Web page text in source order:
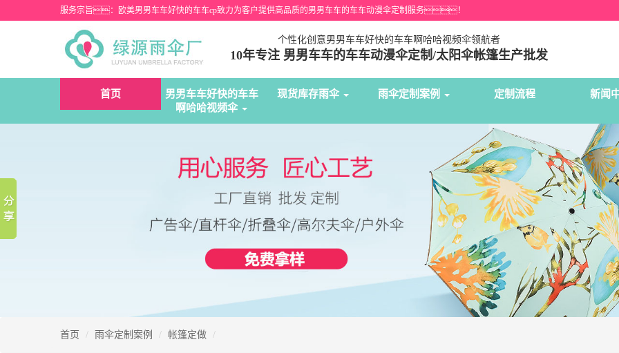
服务宗旨：欧美男男车车好快的车车cp致力为客户提供高品质的男男车车的车车动漫伞定制服务！
个性化创意男男车车好快的车车啊哈哈视频伞领航者
10年专注 男男车车的车车动漫伞定制/太阳伞帐篷生产批发
首页
男男车车好快的车车
啊哈哈视频伞
现货库存雨伞 雨伞定制案例 定制流程 新闻
首页 雨伞定制案例 帐篷定做